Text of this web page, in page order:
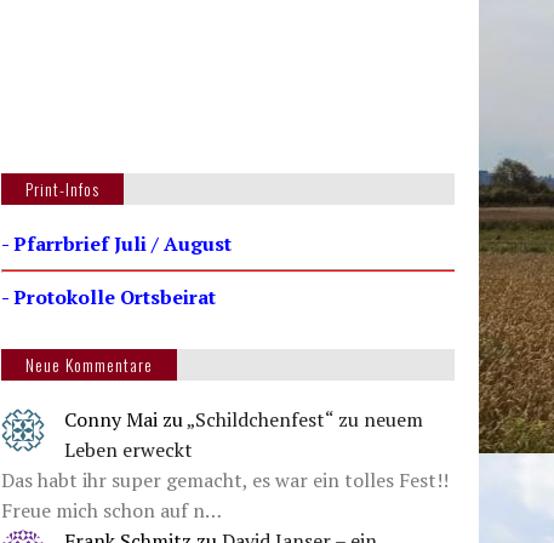
Print-Infos
- Pfarrbrief Juli / August
- Protokolle Ortsbeirat
Neue Kommentare
Conny Mai zu„Schildchenfest“ zu neuem
Leben erweckt
Das habt ihr super gemacht, es war ein tolles Fest!!
Freue mich schon auf n…